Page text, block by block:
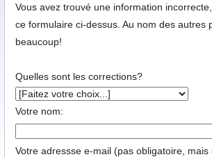
Vous avez trouvé une information
ce formulaire ci-dessus. Au nom des autres
beaucoup!
Quelles sont les corrections?
Votre nom:
Votre adressse e-mail (pas obligatoire, mais